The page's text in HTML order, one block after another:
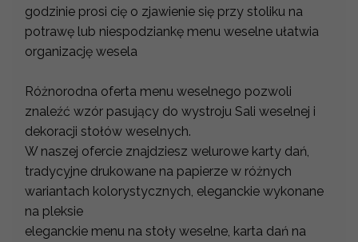
godzinie prosi cię o zjawienie się przy stoliku na
potrawę lub niespodziankę menu weselne ułatwia
organizację wesela
Różnorodna oferta menu weselnego pozwoli
znaleźć wzór pasujący do wystroju Sali weselnej i
dekoracji stołów weselnych.
W naszej ofercie znajdziesz welurowe karty dań,
tradycyjne drukowane na papierze w różnych
wariantach kolorystycznych, eleganckie wykonane
na pleksie
eleganckie menu na stoły weselne, karta dań na